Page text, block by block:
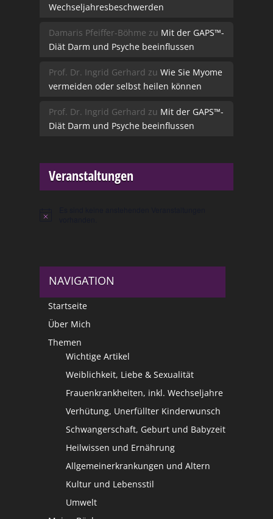
Wechseljahresbeschwerden
Damaris Pfeiffer-Böhme zu Mit der GAPS™-
Diät Darm und Psyche beeinflussen
Prof. Dr. Ingrid Gerhard zu Wie Sie Myome
vermeiden oder selbst heilen können
Prof. Dr. Ingrid Gerhard zu Mit der GAPS™-
Diät Darm und Psyche beeinflussen
Veranstaltungen
Hinweis
NAVIGATION
Startseite
Über Mich
Themen
Wichtige Artikel
Weiblichkeit, Liebe & Sexualität
Frauenkrankheiten, inkl. Wechseljahre
Verhütung, Unerfüllter Kinderwunsch
Schwangerschaft, Geburt und Babyzeit
Heilwissen und Ernährung
Allgemeinerkrankungen und Altern
Kultur und Lebensstil
Umwelt